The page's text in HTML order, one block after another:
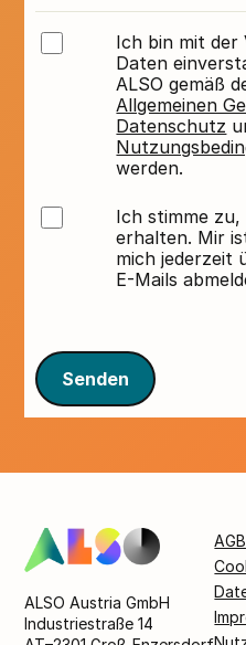
Ich bin mit der
Daten
ALSO gemäß
Allgemeinen
Datenschutz
werden.
Ich stimme zu,
erhalten. Mir
mich jederzeit
E-Mails
Senden
ALSO Austria GmbH
Industriestraße 14
AGB